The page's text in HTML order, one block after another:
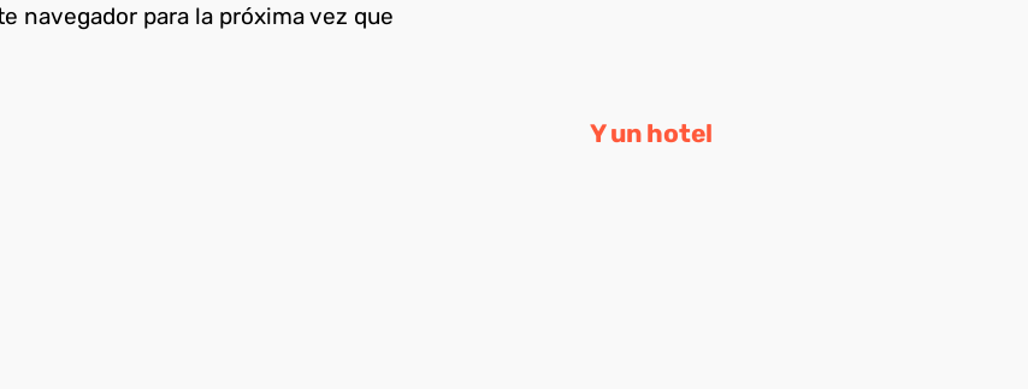
navegador para la próxima vez que
Y un hotel